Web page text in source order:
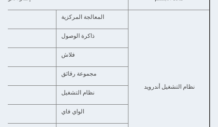
نظام التشغيل أندرويد
المعالجة المركزية
ذاكرة الوصول
فلاش
مجموعة رقائق
نظام التشغيل
الواي فاي